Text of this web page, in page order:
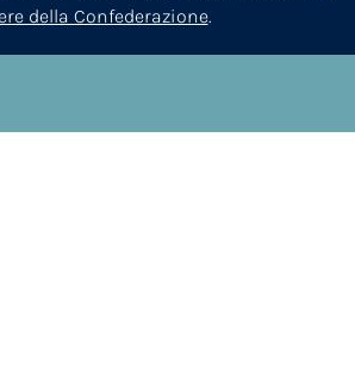
della Confederazione.